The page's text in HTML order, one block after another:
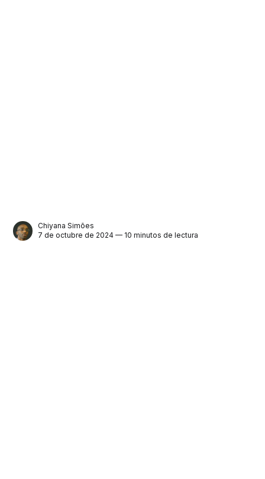
Chiyana Simões
7 de octubre de 2024 — 10 minutos de lectura